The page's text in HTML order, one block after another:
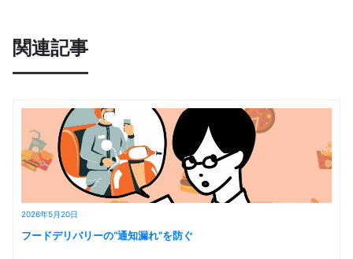
関連記事
2026年5月20日
フードデリバリーの“通知漏れ”を防ぐ